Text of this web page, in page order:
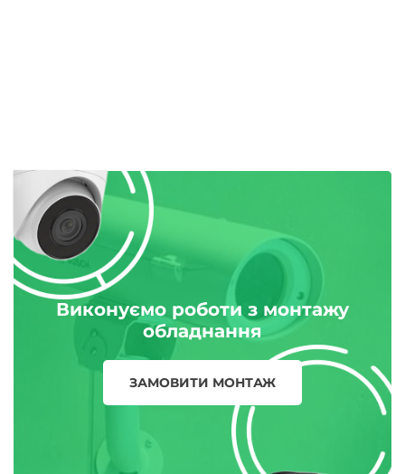
Виконуємо роботи з монтажу
обладнання
ЗАМОВИТИ МОНТАЖ